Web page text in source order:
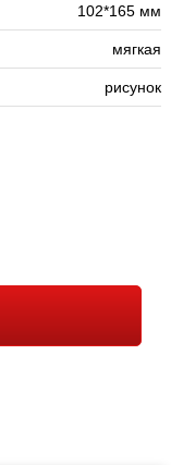
102*165 мм
мягкая
рисунок